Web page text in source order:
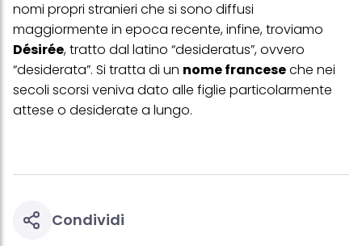
nomi propri stranieri che si sono diffusi
maggiormente in epoca recente, infine, troviamo
Désirée, tratto dal latino “desideratus”, ovvero
“desiderata”. Si tratta di un nome franceseche nei
secoli scorsi veniva dato alle figlie particolarmente
attese o desiderate a lungo.
Condividi
personali per tutte le finalità sopra indicate. Se fai clic su "Rifiuta",
verranno utilizzati solo i cookie tecnicamente necessari per fornirti
questo sito web.